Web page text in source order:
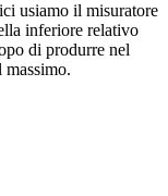
usiamo il misuratore
inferiore relativo
di produrre nel